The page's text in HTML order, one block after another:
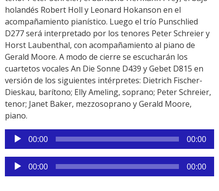
holandés Robert Holl y Leonard Hokanson en el
acompañamiento pianístico. Luego el trío Punschlied
D277 será interpretado por los tenores Peter Schreier y
Horst Laubenthal, con acompañamiento al piano de
Gerald Moore. A modo de cierre se escucharán los
cuartetos vocales An Die Sonne D439 y Gebet D815 en
versión de los siguientes intérpretes: Dietrich Fischer-
Dieskau, barítono; Elly Ameling, soprano; Peter Schreier,
tenor; Janet Baker, mezzosoprano y Gerald Moore,
piano.
Reproductor
de
audio
00:00 00:00
Reproductor
de
00:00 00:00